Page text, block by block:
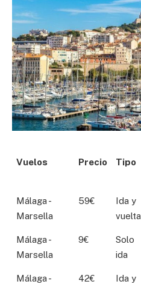
Vuelos Precio Tipo
Málaga -
Marsella
59€
Ida y
vuelta
Málaga -
Marsella
9€
Solo
ida
Málaga -
42€
Ida y